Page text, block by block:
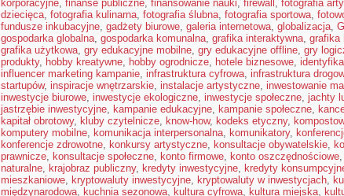
korporacyjne, finanse publiczne, finansowanie nauki, firewall , fotografia
dziecięca, fotografia kulinarna, fotografia ślubna, fotografia sportowa,
fundusze inkubacyjne, gadżety biurowe, galeria internetowa, globalizacja,
gospodarka globalna, gospodarka komunalna, grafika interaktywna, grafika
grafika użytkowa, gry edukacyjne mobilne, gry edukacyjne offline, gry
produkty, hobby kreatywne, hobby ogrodnicze, hotele biznesowe,
influencer marketing kampanie, infrastruktura cyfrowa, infrastruktura
startupów, inspiracje wnętrzarskie, instalacje artystyczne, inwestowanie
inwestycje biurowe, inwestycje ekologiczne, inwestycje społeczne, jachty
jastrzębie inwestycyjne, kampanie edukacyjne, kampanie społeczne,
kapitał obrotowy, kluby czytelnicze, know-how, kodeks etyczny,
komputery mobilne, komunikacja interpersonalna, komunikatory,
konferencje zdrowotne, konkursy artystyczne, konsultacje obywatelskie,
prawnicze, konsultacje społeczne, konto firmowe, konto oszczędnościowe,
naturalne, krajobraz publiczny, kredyty inwestycyjne, kredyty
mieszkaniowe, kryptowaluty inwestycyjne, kryptowaluty w inwestycjach,
międzynarodowa, kuchnia sezonowa, kultura cyfrowa, kultura miejska,